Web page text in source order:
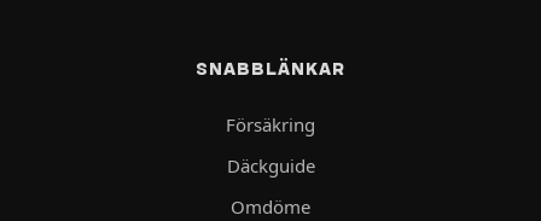
SNABBLÄNKAR
Försäkring
Däckguide
Omdöme